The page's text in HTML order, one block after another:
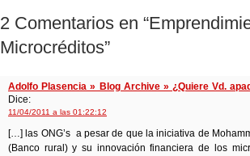
2 Comentarios en
Microcréditos”
Adolfo Plasencia » Blog Archive » ¿Quiere Vd.
Dice:
11/04/2011 a las 01:22:12
[…] las ONG’s a pesar de que la iniciativa de
(Banco rural) y su innovación financiera de los